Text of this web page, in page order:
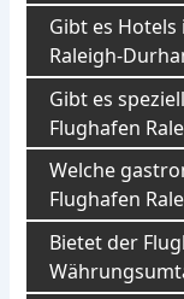
Gibt es
Raleigh-
Gibt es
Flughafen
Welche
Flughafen
Bietet der